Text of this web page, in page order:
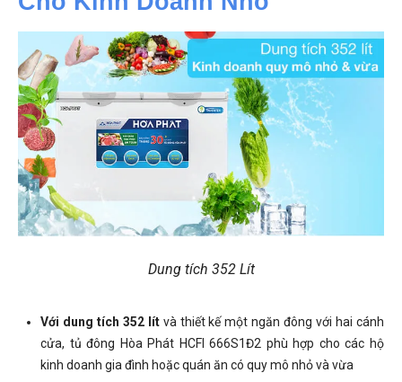
Dung tích 352 Lít
Với dung tích 352 lítvà thiết kế một ngăn đông với hai cánh
cửa, tủ đông Hòa Phát HCFI 666S1Đ2 phù hợp cho các hộ
kinh doanh gia đình hoặc quán ăn có quy mô nhỏ và vừa